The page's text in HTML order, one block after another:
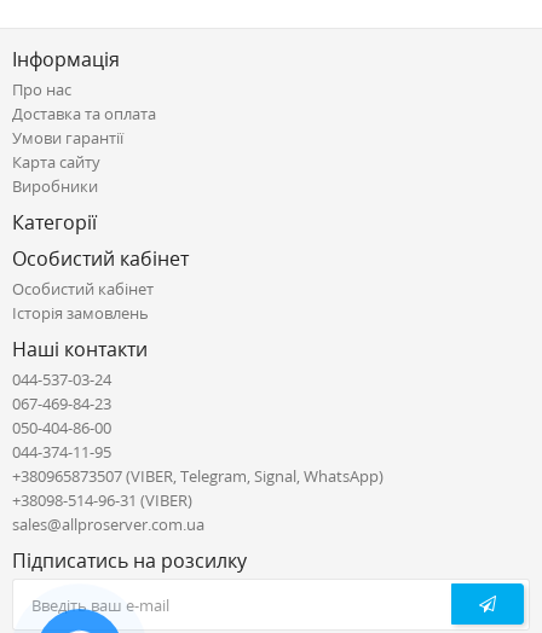
Інформація
Про нас
Доставка та оплата
Умови гарантії
Карта сайту
Виробники
Категорії
Особистий кабінет
Особистий кабінет
Історія замовлень
Наші контакти
044-537-03-24
067-469-84-23
050-404-86-00
044-374-11-95
+380965873507 (VIBER, Telegram, Signal, WhatsApp)
+38098-514-96-31 (VIBER)
sales@allproserver.com.ua
Підписатись на розсилку